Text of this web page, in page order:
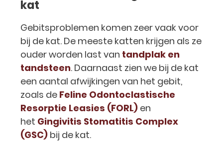
kat
Gebitsproblemen komen zeer vaak voor
bij de kat. De meeste katten krijgen als ze
ouder worden last van tandplak en
tandsteen. Daarnaast zien we bij de kat
een aantal afwijkingen van het gebit,
zoals de Feline Odontoclastische
Resorptie Leasies (FORL) en
het Gingivitis Stomatitis Complex
(GSC) bij de kat.